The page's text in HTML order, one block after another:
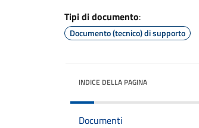
Tipi di documento:
Documento (tecnico) di supporto
INDICE DELLA PAGINA
Documenti